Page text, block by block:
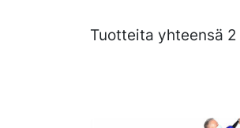
Tuotteita yhteensä 2